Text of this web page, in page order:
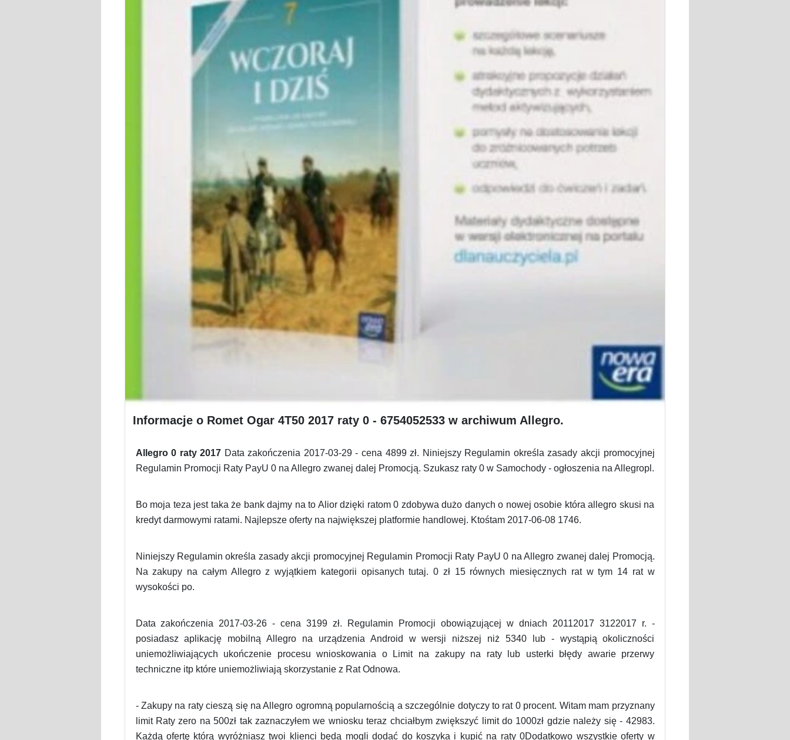
Informacje o Romet Ogar 4T50 2017 raty 0 - 6754052533 w archiwum Allegro.
Allegro 0 raty 2017 Data zakończenia 2017-03-29 - cena 4899 zł. Niniejszy Regulamin określa zasady akcji promocyjnej
Regulamin Promocji Raty PayU 0 na Allegro zwanej dalej Promocją. Szukasz raty 0 w Samochody - ogłoszenia na Allegropl.
Bo moja teza jest taka że bank dajmy na to Alior dzięki ratom 0 zdobywa dużo danych o nowej osobie która allegro skusi na
kredyt darmowymi ratami. Najlepsze oferty na największej platformie handlowej. Ktośtam 2017-06-08 1746.
Niniejszy Regulamin określa zasady akcji promocyjnej Regulamin Promocji Raty PayU 0 na Allegro zwanej dalej Promocją.
Na zakupy na całym Allegro z wyjątkiem kategorii opisanych tutaj. 0 zł 15 równych miesięcznych rat w tym 14 rat w
wysokości po.
Data zakończenia 2017-03-26 - cena 3199 zł. Regulamin Promocji obowiązującej w dniach 20112017 3122017 r. -
posiadasz aplikację mobilną Allegro na urządzenia Android w wersji niższej niż 5340 lub - wystąpią okoliczności
uniemożliwiających ukończenie procesu wnioskowania o Limit na zakupy na raty lub usterki błędy awarie przerwy
techniczne itp które uniemożliwiają skorzystanie z Rat Odnowa.
- Zakupy na raty cieszą się na Allegro ogromną popularnością a szczególnie dotyczy to rat 0 procent. Witam mam przyznany
limit Raty zero na 500zł tak zaznaczyłem we wniosku teraz chciałbym zwiększyć limit do 1000zł gdzie należy się - 42983.
Każdą ofertę którą wyróżniasz twoi klienci będą mogli dodać do koszyka i kupić na raty 0Dodatkowo wszystkie oferty w